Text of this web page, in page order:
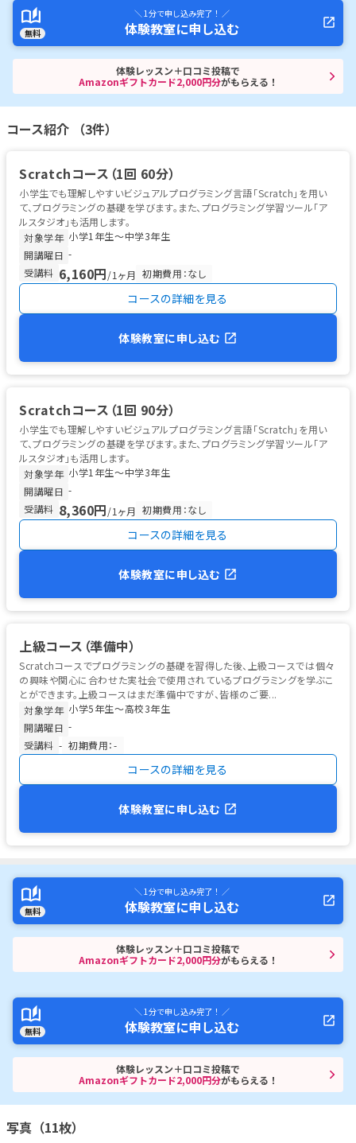
無料
＼ 1分で申し込み完了！ ／
体験教室に申し込む
体験レッスン＋口コミ投稿で
Amazonギフトカード2,000円分がもらえる！
コース紹介 （3件）
Scratchコース（1回 60分）
小学生でも理解しやすいビジュアルプログラミング言語「Scratch」を用い
て、プログラミングの基礎を学びます。また、プログラミング学習ツール「ア
ルスタジオ」も活用します。
対象学年 小学1年生〜中学3年生
開講曜日 -
受講料 6,160円/1ヶ月 初期費用：なし
コースの詳細を見る
体験教室に申し込む
Scratchコース（1回 90分）
小学生でも理解しやすいビジュアルプログラミング言語「Scratch」を用い
て、プログラミングの基礎を学びます。また、プログラミング学習ツール「ア
ルスタジオ」も活用します。
対象学年 小学1年生〜中学3年生
開講曜日 -
受講料 8,360円/1ヶ月 初期費用：なし
コースの詳細を見る
体験教室に申し込む
上級コース（準備中）
Scratchコースでプログラミングの基礎を習得した後、上級コースでは個々
の興味や関心に合わせた実社会で使用されているプログラミングを学ぶこ
とができます。上級コースはまだ準備中ですが、皆様のご要...
対象学年 小学5年生〜高校3年生
開講曜日 -
受講料 - 初期費用：-
コースの詳細を見る
体験教室に申し込む
無料
＼ 1分で申し込み完了！ ／
体験教室に申し込む
体験レッスン＋口コミ投稿で
Amazonギフトカード2,000円分がもらえる！
無料
＼ 1分で申し込み完了！ ／
体験教室に申し込む
体験レッスン＋口コミ投稿で
Amazonギフトカード2,000円分がもらえる！
写真（11枚）